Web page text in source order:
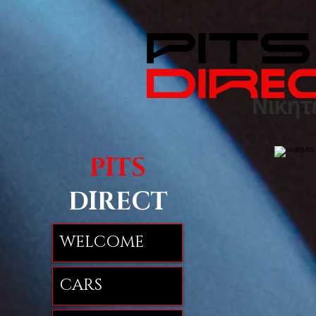
PITS
DIRECT
WELCOME
CARS